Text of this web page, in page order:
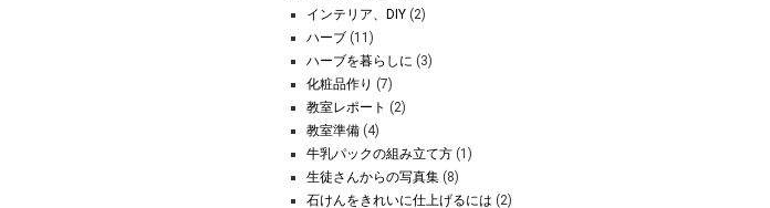
インテリア、DIY (2)
ハーブ (11)
ハーブを暮らしに (3)
化粧品作り (7)
教室レポート (2)
教室準備 (4)
牛乳パックの組み立て方 (1)
生徒さんからの写真集 (8)
石けんをきれいに仕上げるには (2)